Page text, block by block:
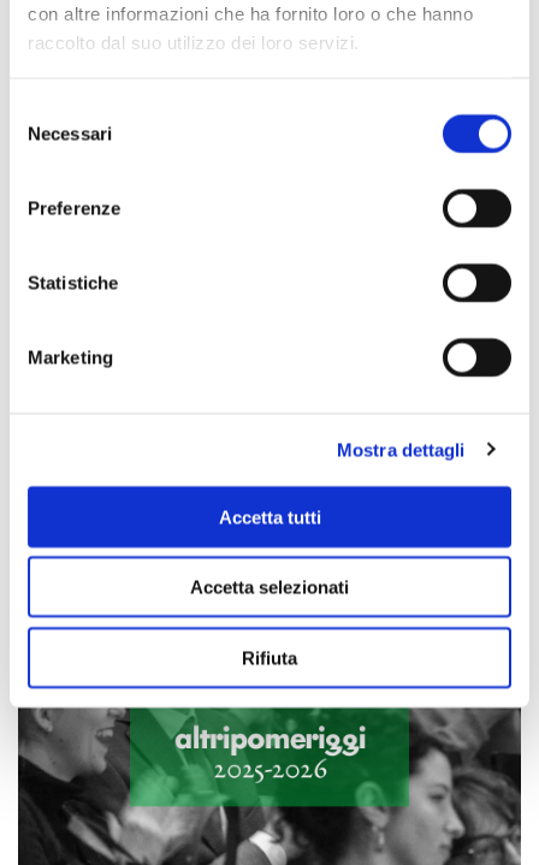
con altre informazioni che ha fornito loro o che hanno
raccolto dal suo utilizzo dei loro servizi.
delNecessari
Preferenze
Statistiche
Marketing
Mostra dettagli
Accetta tutti
Accetta selezionati
Rifiuta